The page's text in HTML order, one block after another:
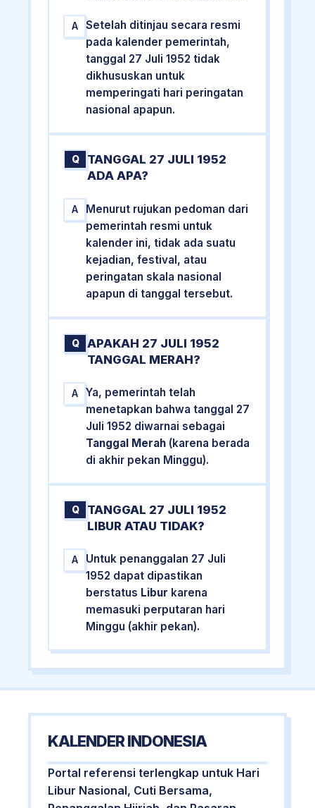
A
Setelah ditinjau secara resmi
pada kalender pemerintah,
tanggal 27 Juli 1952 tidak
dikhususkan untuk
memperingati hari peringatan
nasional apapun.
Q
TANGGAL 27 JULI 1952
ADA APA?
A
Menurut rujukan pedoman dari
pemerintah resmi untuk
kalender ini, tidak ada suatu
kejadian, festival, atau
peringatan skala nasional
apapun di tanggal tersebut.
Q
APAKAH 27 JULI 1952
TANGGAL MERAH?
A
Ya, pemerintah telah
menetapkan bahwa tanggal 27
Juli 1952 diwarnai sebagai
Tanggal Merah (karena berada
di akhir pekan Minggu).
Q
TANGGAL 27 JULI 1952
LIBUR ATAU TIDAK?
A
Untuk penanggalan 27 Juli
1952 dapat dipastikan
berstatus Libur karena
memasuki perputaran hari
Minggu (akhir pekan).
KALENDER INDONESIA
Portal referensi terlengkap untuk Hari
Libur Nasional, Cuti Bersama,